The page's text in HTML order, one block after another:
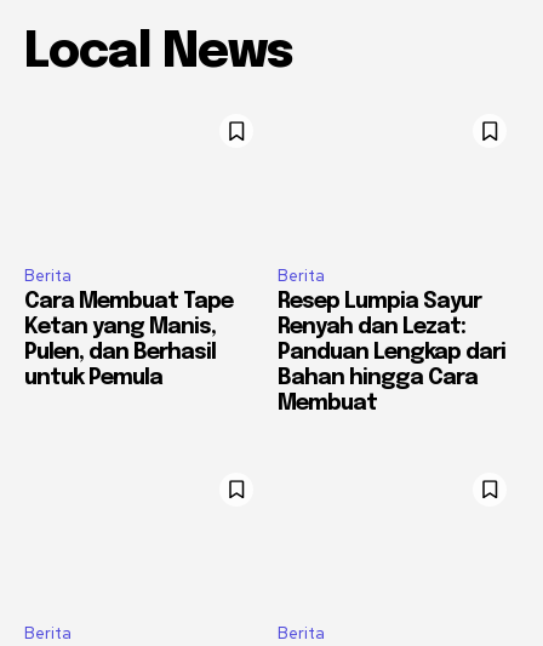
Local News
Berita
Cara Membuat Tape
Ketan yang Manis,
Pulen, dan Berhasil
untuk Pemula
Berita
Resep Lumpia Sayur
Renyah dan Lezat:
Panduan Lengkap dari
Bahan hingga Cara
Membuat
Berita Berita